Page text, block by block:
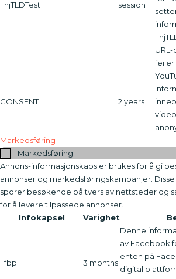
_hjTLDTest session
feiler.
CONSENT 2 years
Markedsføring
Markedsføring
Annons-informasjonskapsler brukes for å gi
annonser og markedsføringskampanjer.
sporer besøkende på tvers av nettsteder og
for å levere tilpassede annonser.
Infokapsel
Varighet
_fbp 3 months
Denne
av Facebook
enten på
digital